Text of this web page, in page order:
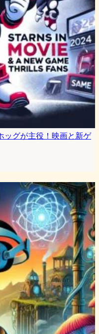
ッグが主役！映画と新ゲ